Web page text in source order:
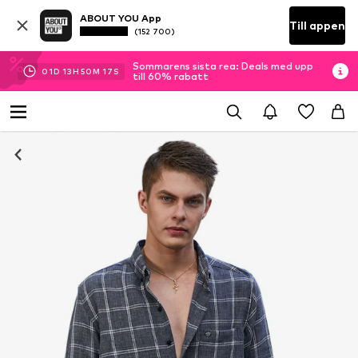
ABOUT YOU App
(152 700) Till appen
01D 13H 50M 16 S
Sommarens sista rea: Deals med upp
till 60% rabatt